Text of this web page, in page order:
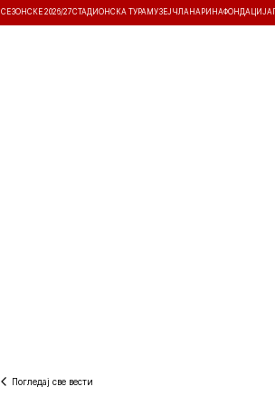
СЕЗОНСКЕ 2026/27СТАДИОНСКА ТУРА МУЗЕЈ ЧЛАНАРИНАФОНДАЦИЈА
Погледај све вести